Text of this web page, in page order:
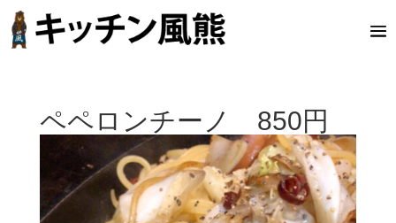
ペペロンチーノ 850円